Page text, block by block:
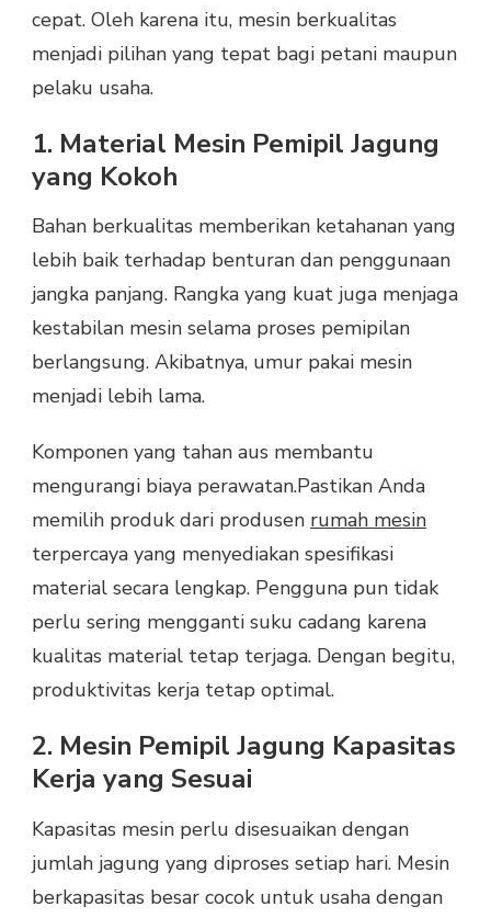
cepat. Oleh karena itu, mesin berkualitas
menjadi pilihan yang tepat bagi petani maupun
pelaku usaha.
1. Material Mesin Pemipil Jagung
yang Kokoh
Bahan berkualitas memberikan ketahanan yang
lebih baik terhadap benturan dan penggunaan
jangka panjang. Rangka yang kuat juga menjaga
kestabilan mesin selama proses pemipilan
berlangsung. Akibatnya, umur pakai mesin
menjadi lebih lama.
Komponen yang tahan aus membantu
mengurangi biaya perawatan.Pastikan Anda
memilih produk dari produsen rumah mesin
terpercaya yang menyediakan spesifikasi
material secara lengkap. Pengguna pun tidak
perlu sering mengganti suku cadang karena
kualitas material tetap terjaga. Dengan begitu,
produktivitas kerja tetap optimal.
2. Mesin Pemipil Jagung Kapasitas
Kerja yang Sesuai
Kapasitas mesin perlu disesuaikan dengan
jumlah jagung yang diproses setiap hari. Mesin
berkapasitas besar cocok untuk usaha dengan